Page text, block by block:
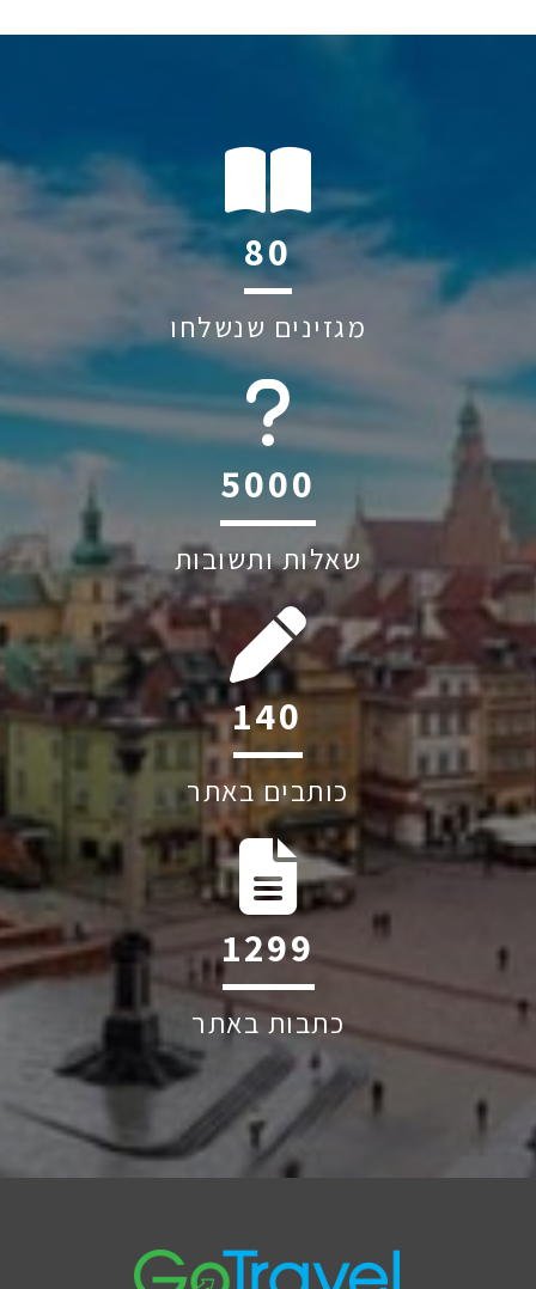
113
מגזינים שנשלחו
6045
שאלות ותשובות
198
כותבים באתר
1841
כתבות באתר